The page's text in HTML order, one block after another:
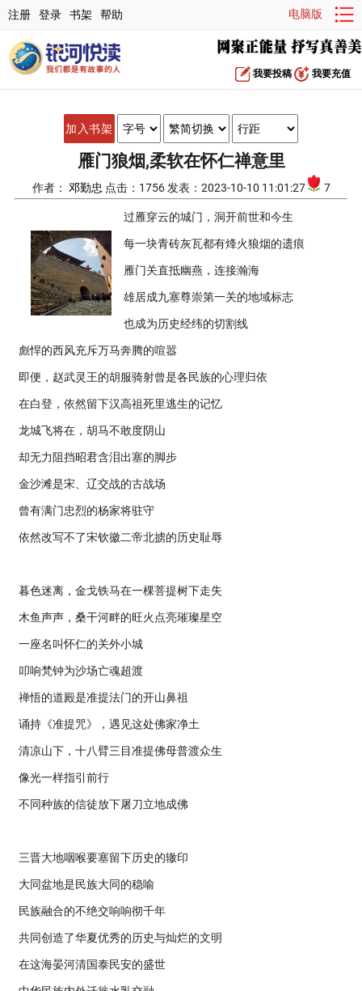
注册 登录 书架 帮助 电脑版
我要投稿 我要充值
加入书架
雁门狼烟,柔软在怀仁禅意里
作者： 邓勤忠 点击：1756 发表：2023-10-10 11:01:27 7
过雁穿云的城门，洞开前世和今生
每一块青砖灰瓦都有烽火狼烟的遗痕
雁门关直抵幽燕，连接瀚海
雄居成九塞尊崇第一关的地域标志
也成为历史经纬的切割线
彪悍的西风充斥万马奔腾的喧嚣
即便，赵武灵王的胡服骑射曾是各民族的心理归依
在白登，依然留下汉高祖死里逃生的记忆
龙城飞将在，胡马不敢度阴山
却无力阻挡昭君含泪出塞的脚步
金沙滩是宋、辽交战的古战场
曾有满门忠烈的杨家将驻守
依然改写不了宋钦徽二帝北掳的历史耻辱
暮色迷离，金戈铁马在一棵菩提树下走失
木鱼声声，桑干河畔的旺火点亮璀璨星空
一座名叫怀仁的关外小城
叩响梵钟为沙场亡魂超渡
禅悟的道殿是准提法门的开山鼻祖
诵持《准提咒》，遇见这处佛家净土
清凉山下，十八臂三目准提佛母普渡众生
像光一样指引前行
不同种族的信徒放下屠刀立地成佛
三晋大地咽喉要塞留下历史的辙印
大同盆地是民族大同的稳喻
民族融合的不绝交响响彻千年
共同创造了华夏优秀的历史与灿烂的文明
在这海晏河清国泰民安的盛世